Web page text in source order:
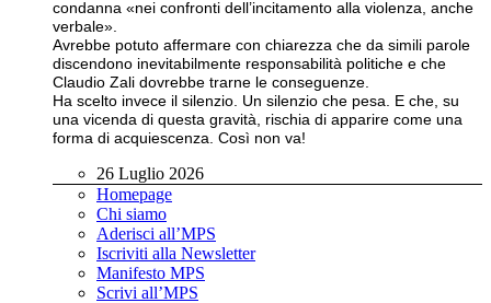
condanna «nei confronti dell’incitamento alla violenza, anche
verbale».
Avrebbe potuto affermare con chiarezza che da simili parole
discendono inevitabilmente responsabilità politiche e che
Claudio Zali dovrebbe trarne le conseguenze.
Ha scelto invece il silenzio. Un silenzio che pesa. E che, su
una vicenda di questa gravità, rischia di apparire come una
forma di acquiescenza. Così non va!
26 Luglio 2026
Homepage
Chi siamo
Aderisci all’MPS
Iscriviti alla Newsletter
Manifesto MPS
Scrivi all’MPS